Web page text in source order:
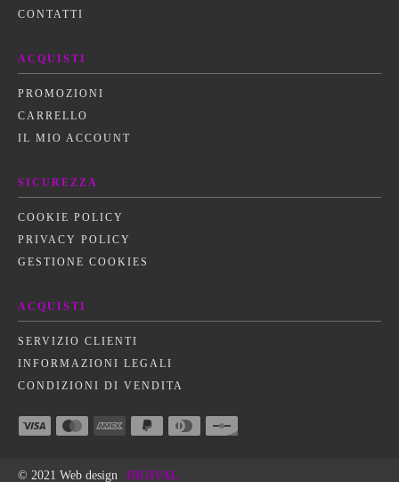
CONTATTI
ACQUISTI
PROMOZIONI
CARRELLO
IL MIO ACCOUNT
SICUREZZA
COOKIE POLICY
PRIVACY POLICY
GESTIONE COOKIES
ACQUISTI
SERVIZIO CLIENTI
INFORMAZIONI LEGALI
CONDIZIONI DI VENDITA
© 2021 Web design DIGIVAL